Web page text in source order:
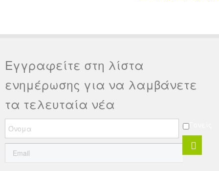
Εγγραφείτε στη λίστα
ενημέρωσης για να λαμβάνετε
τα τελευταία νέα
Γονείς